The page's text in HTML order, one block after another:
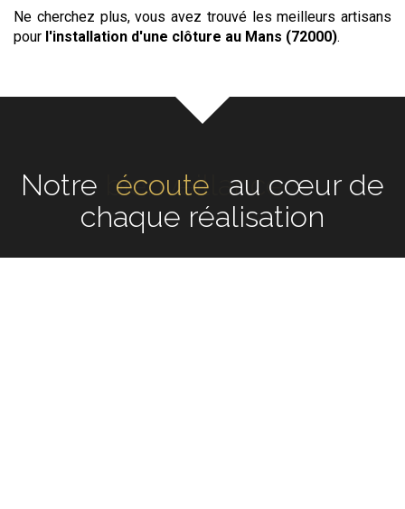
Ne cherchez plus, vous avez trouvé les meilleurs artisans
pour l'installation d'une clôture au Mans (72000).
Notre écoute au cœur de
chaque réalisation